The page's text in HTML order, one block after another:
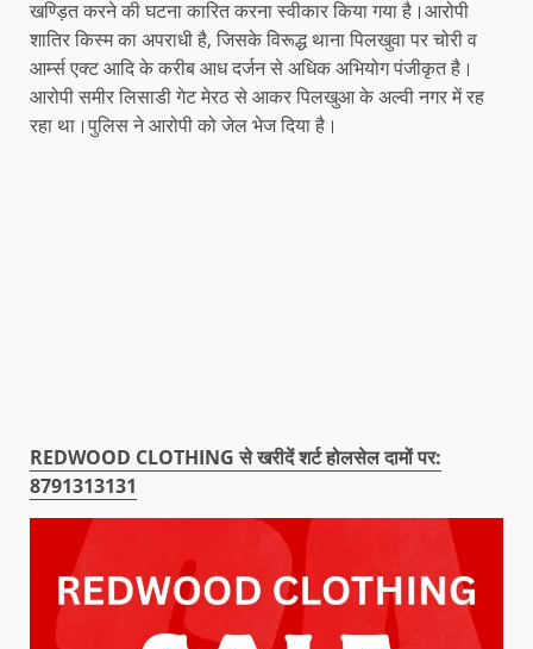
खण्ड़ित करने की घटना कारित करना स्वीकार किया गया है।आरोपी
शातिर किस्म का अपराधी है, जिसके विरूद्ध थाना पिलखुवा पर चोरी व
आर्म्स एक्ट आदि के करीब आध दर्जन से अधिक अभियोग पंजीकृत है।
आरोपी समीर लिसाडी गेट मेरठ से आकर पिलखुआ के अल्वी नगर में रह
रहा था।पुलिस ने आरोपी को जेल भेज दिया है।
REDWOOD CLOTHING से खरीदें शर्ट होलसेल दामों पर:
8791313131